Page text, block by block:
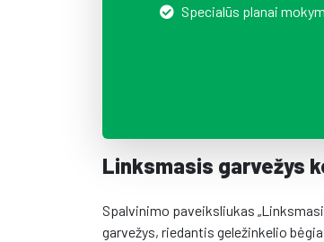
Specialūs planai
Linksmasis garvežys
Spalvinimo paveiksliukas
garvežys, riedantis geležinkelio